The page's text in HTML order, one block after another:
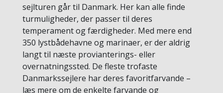
sejlturen går til Danmark. Her kan alle finde
turmuligheder, der passer til deres
temperament og færdigheder. Med mere end
350 lystbådehavne og marinaer, er der aldrig
langt til næste provianterings- eller
overnatningssted. De fleste trofaste
Danmarkssejlere har deres favoritfarvande –
læs mere om de enkelte farvande og